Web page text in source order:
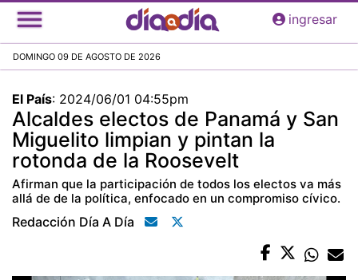
Pasar
al
principal
ingresar
DOMINGO 09 DE AGOSTO DE 2026
El País: 2024/06/01 04:55pm
Alcaldes electos de Panamá y San
Miguelito limpian y pintan la
rotonda de la Roosevelt
Afirman que la participación de todos los electos va más
allá de de la política, enfocado en un compromiso cívico.
Redacción Día A Día